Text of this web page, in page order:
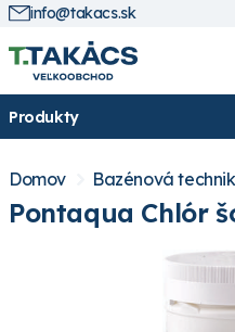
info@takacs.sk
Produkty
Domov Bazénová
Pontaqua Chlór